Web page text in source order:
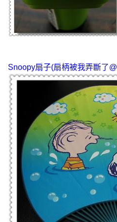
Snoopy扇子(扇柄被我弄斷了